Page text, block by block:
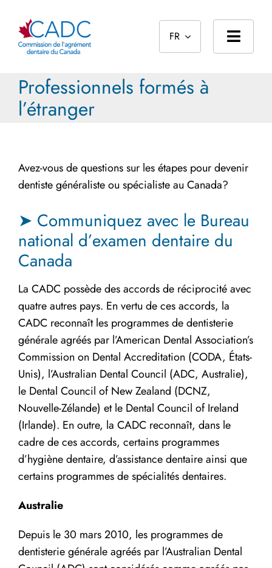
content
Page d’accueil
À propos
Le processus d’agrément
Reconnaissances des diplômes étrangers
Public
FR
Professionnels formés à
l’étranger
Avez-vous de questions sur les étapes pour devenir
dentiste généraliste ou spécialiste au Canada?
➤ Communiquez avec le Bureau
national d’examen dentaire du
Canada
La CADC possède des accords de réciprocité avec
quatre autres pays. En vertu de ces accords, la
CADC reconnaît les programmes de dentisterie
générale agréés par l’American Dental Association’s
Commission on Dental Accreditation (CODA, États-
Unis), l’Australian Dental Council (ADC, Australie),
le Dental Council of New Zealand (DCNZ,
Nouvelle-Zélande) et le Dental Council of Ireland
(Irlande). En outre, la CADC reconnaît, dans le
cadre de ces accords, certains programmes
d’hygiène dentaire, d’assistance dentaire ainsi que
certains programmes de spécialités dentaires.
Australie
Depuis le 30 mars 2010, les programmes de
dentisterie générale agréés par l’Australian Dental